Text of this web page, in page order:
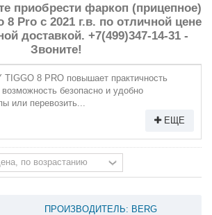
приобрести фаркоп (прицепное)
Pro с 2021 г.в. по отличной цене
доставкой. +7(499)347-14-31 -
Звоните!
8 PRO повышает практичность
безопасно и удобно
или перевозить...
ЕЩЕ
ПРОИЗВОДИТЕЛЬ: BERG